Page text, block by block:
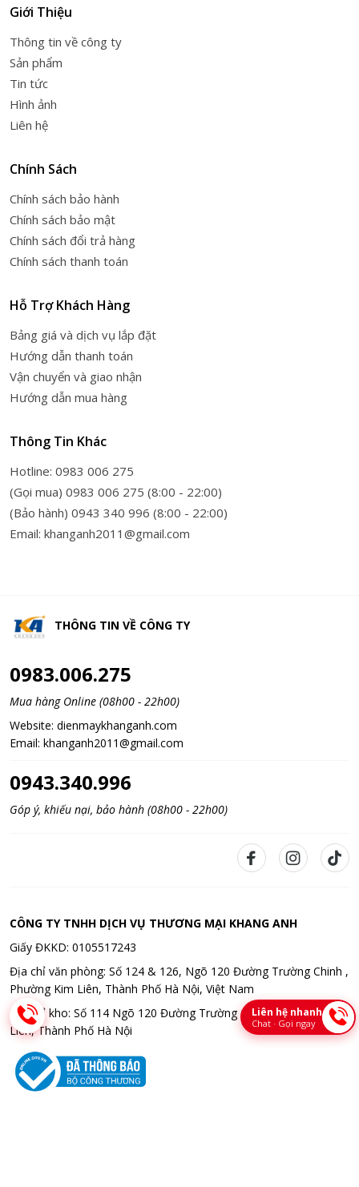
Giới Thiệu
Thông tin về công ty
Sản phẩm
Tin tức
Hình ảnh
Liên hệ
Chính Sách
Chính sách bảo hành
Chính sách bảo mật
Chính sách đổi trả hàng
Chính sách thanh toán
Hỗ Trợ Khách Hàng
Bảng giá và dịch vụ lắp đặt
Hướng dẫn thanh toán
Vận chuyển và giao nhận
Hướng dẫn mua hàng
Thông Tin Khác
Hotline: 0983 006 275
(Gọi mua) 0983 006 275 (8:00 - 22:00)
(Bảo hành) 0943 340 996 (8:00 - 22:00)
Email: khanganh2011@gmail.com
THÔNG TIN VỀ CÔNG TY
0983.006.275
Mua hàng Online (08h00 - 22h00)
Website: dienmaykhanganh.com
Email: khanganh2011@gmail.com
0943.340.996
Góp ý, khiếu nại, bảo hành (08h00 - 22h00)
CÔNG TY TNHH DỊCH VỤ THƯƠNG MẠI KHANG ANH
Giấy ĐKKD: 0105517243
Địa chỉ văn phòng: Số 124 & 126, Ngõ 120 Đường Trường Chinh ,
Phường Kim Liên, Thành Phố Hà Nội, Việt Nam
Địa chỉ kho: Số 114 Ngõ 120 Đường Trường Chinh , Phường Kim
Liên, Thành Phố Hà Nội
Liên hệ nhanh
Chat · Gọi ngay